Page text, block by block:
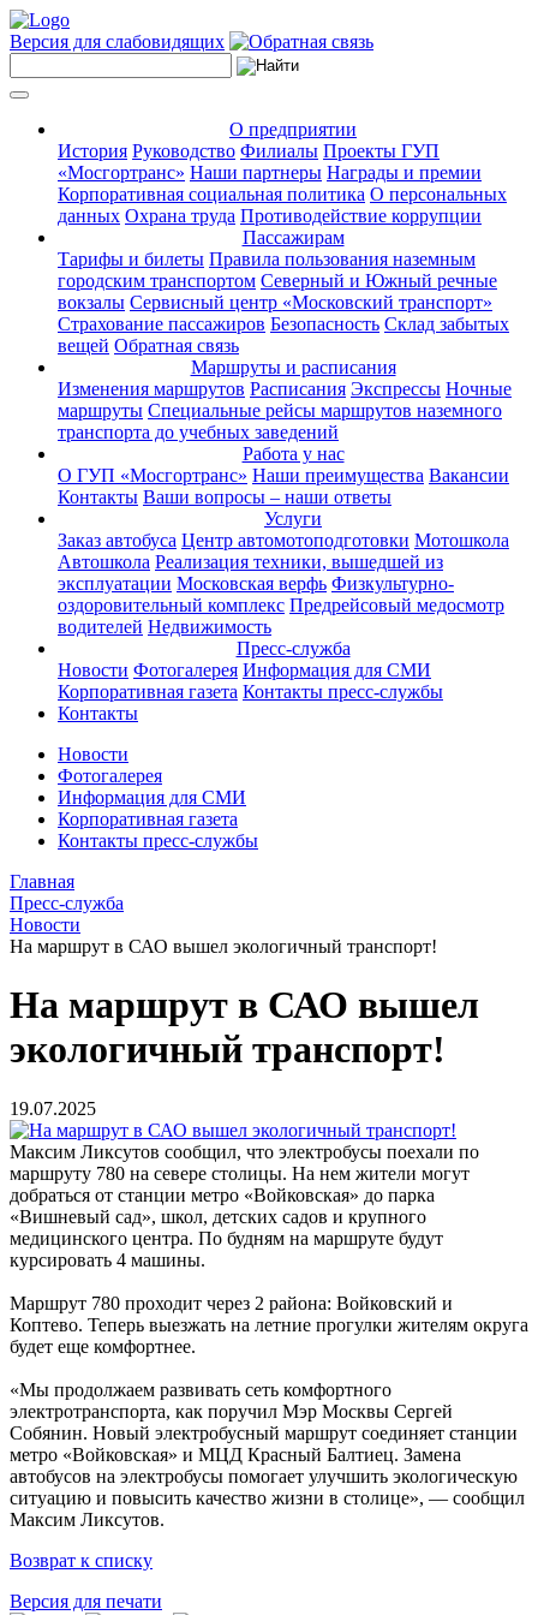
Версия для слабовидящих
О предприятии
История Руководство Филиалы Проекты ГУП
«Мосгортранс» Наши партнеры Награды и премии
Корпоративная социальная политика О персональных
данных Охрана труда Противодействие коррупции
Пассажирам
Тарифы и билеты Правила пользования наземным
городским транспортом Северный и Южный речные
вокзалы Сервисный центр «Московский транспорт»
Страхование пассажиров Безопасность Склад забытых
вещей Обратная связь
Маршруты и расписания
Изменения маршрутов Расписания Экспрессы Ночные
маршруты Специальные рейсы маршрутов наземного
транспорта до учебных заведений
Работа у нас
О ГУП «Мосгортранс» Наши преимущества Вакансии
Контакты Ваши вопросы – наши ответы
Услуги
Заказ автобуса Центр автомотоподготовки Мотошкола
Автошкола Реализация техники, вышедшей из
эксплуатации Московская верфь Физкультурно-
оздоровительный комплекс Предрейсовый медосмотр
водителей Недвижимость
Пресс-служба
Новости Фотогалерея Информация для СМИ
Корпоративная газета Контакты пресс-службы
Контакты
Новости
Фотогалерея
Информация для СМИ
Корпоративная газета
Контакты пресс-службы
Главная
Пресс-служба
Новости
На маршрут в САО вышел экологичный транспорт!
На маршрут в САО вышел
экологичный транспорт!
19.07.2025
Максим Ликсутов сообщил, что электробусы поехали по
маршруту 780 на севере столицы. На нем жители могут
добраться от станции метро «Войковская» до парка
«Вишневый сад», школ, детских садов и крупного
медицинского центра. По будням на маршруте будут
курсировать 4 машины.
Маршрут 780 проходит через 2 района: Войковский и
Коптево. Теперь выезжать на летние прогулки жителям округа
будет еще комфортнее.
«Мы продолжаем развивать сеть комфортного
электротранспорта, как поручил Мэр Москвы Сергей
Собянин. Новый электробусный маршрут соединяет станции
метро «Войковская» и МЦД Красный Балтиец. Замена
автобусов на электробусы помогает улучшить экологическую
ситуацию и повысить качество жизни в столице», — сообщил
Максим Ликсутов.
Возврат к списку
Версия для печати